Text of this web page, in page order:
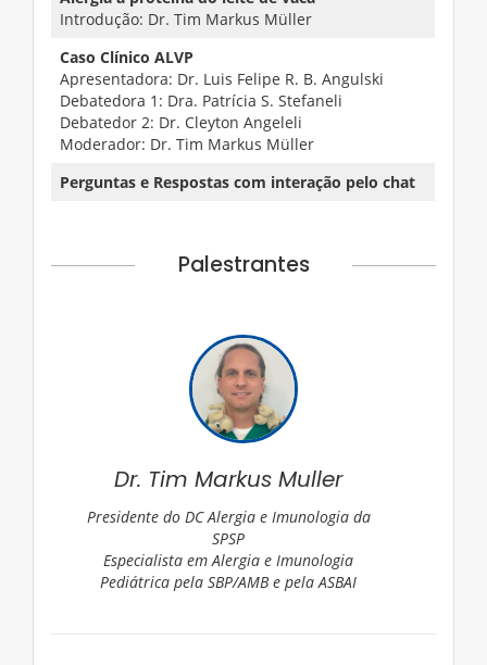
Introdução: Dr. Tim Markus Müller
Caso Clínico ALVP
Apresentadora: Dr. Luis Felipe R. B. Angulski
Debatedora 1: Dra. Patrícia S. Stefaneli
Debatedor 2: Dr. Cleyton Angeleli
Moderador: Dr. Tim Markus Müller
Perguntas e Respostas com interação pelo chat
Palestrantes
Dr. Tim Markus Muller
Presidente do DC Alergia e Imunologia da
SPSP
Especialista em Alergia e Imunologia
Pediátrica pela SBP/AMB e pela ASBAI